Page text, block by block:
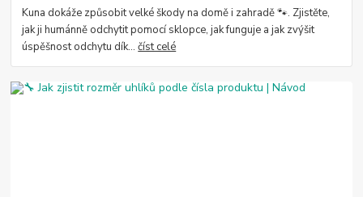
Kuna dokáže způsobit velké škody na domě i zahradě 🐾. Zjistěte,
jak ji humánně odchytit pomocí sklopce, jak funguje a jak zvýšit
úspěšnost odchytu dík...číst celé